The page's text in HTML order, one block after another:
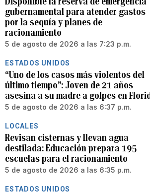
gubernamental para atender gastos
por la sequía y planes de
racionamiento
5 de agosto de 2026 a las 7:23 p.m.
ESTADOS UNIDOS
“Uno de los casos más violentos del
último tiempo”: Joven de 21 años
asesina a su madre a golpes en
5 de agosto de 2026 a las 6:37 p.m.
LOCALES
Revisan cisternas y llevan agua
destilada: Educación prepara 195
escuelas para el racionamiento
5 de agosto de 2026 a las 6:35 p.m.
ESTADOS UNIDOS